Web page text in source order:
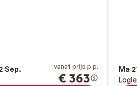
Sep.
vanaf prijs p.p.
€ 363
Ma